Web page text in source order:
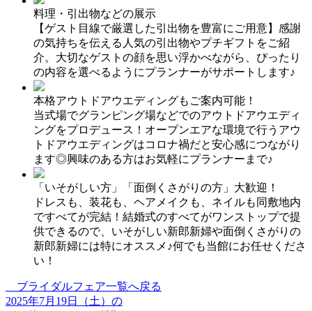
料理・引出物などの展示
【ゲスト目線で厳選した引出物を豊富にご用意】感謝
の気持ちを伝える人気の引出物やプチギフトをご紹
介。大切なゲストの顔を思い浮かべながら、ぴったり
の内容を選べるようにプランナーがサポートします♪
本格アウトドアウエディングもご案内可能！
当式場でグランピング場などでのアウトドアウエディ
ングをプロデュース！オープンエアな環境で行うアウ
トドアウエディングはコロナ禍だと安心感につながり
ます◎興味のある方はお気軽にプランナーまで♪
「いそがしい方」「面倒くさがりの方」大歓迎！
ドレスも、装花も、ヘアメイクも、ネイルも同敷地内
ですべてが完結！結婚式のすべてがワンストップで提
供できるので、いそがしい新郎新婦や面倒くさがりの
新郎新婦には特にオススメ♪何でも当館にお任せくださ
い！
ブライダルフェア一覧へ戻る
2025年7月19日（土）の